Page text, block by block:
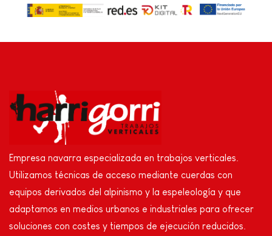
Empresa navarra especializada en trabajos verticales.
Utilizamos técnicas de acceso mediante cuerdas con
equipos derivados del alpinismo y la espeleología y que
adaptamos en medios urbanos e industriales para ofrecer
soluciones con costes y tiempos de ejecución reducidos.